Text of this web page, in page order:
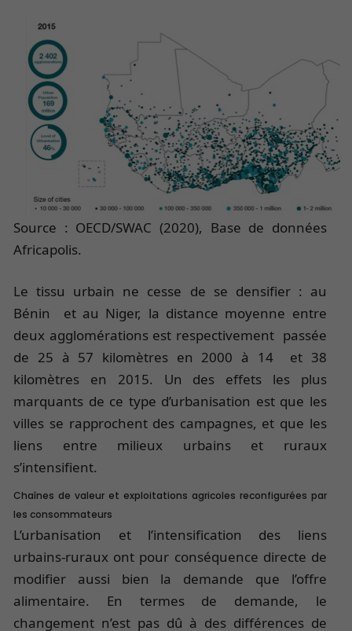
Source : OECD/SWAC (2020), Base de données
Africapolis.
Le tissu urbain ne cesse de se densifier : au
Bénin et au Niger, la distance moyenne entre
deux agglomérations est respectivement passée
de 25 à 57 kilomètres en 2000 à 14 et 38
kilomètres en 2015. Un des effets les plus
marquants de ce type d’urbanisation est que les
villes se rapprochent des campagnes, et que les
liens entre milieux urbains et ruraux
s’intensifient.
Chaînes de valeur et exploitations agricoles reconfigurées par
les consommateurs
L’urbanisation et l’intensification des liens
urbains-ruraux ont pour conséquence directe de
modifier aussi bien la demande que l’offre
alimentaire. En termes de demande, le
changement n’est pas dû à des différences de